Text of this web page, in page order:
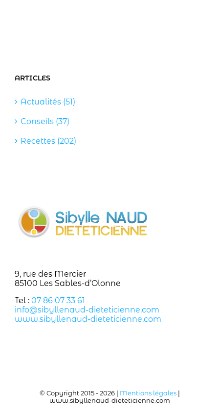
ARTICLES
Actualités (51)
Conseils (37)
Recettes (202)
9, rue des Mercier
85100 Les Sables-d’Olonne
Tel :
07 86 07 33 61
info@sibyllenaud-dieteticienne.com
www.sibyllenaud-dieteticienne.com
www.sibyllenaud-dieteticienne.com